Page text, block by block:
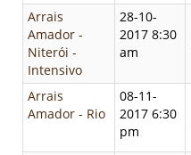
Arrais
Amador -
Niterói -
Intensivo
28-10-
2017 8:30
am
Arrais
Amador - Rio
08-11-
2017 6:30
pm